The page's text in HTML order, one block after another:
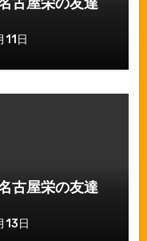
古屋栄の友達
日
古屋栄の友達
13日